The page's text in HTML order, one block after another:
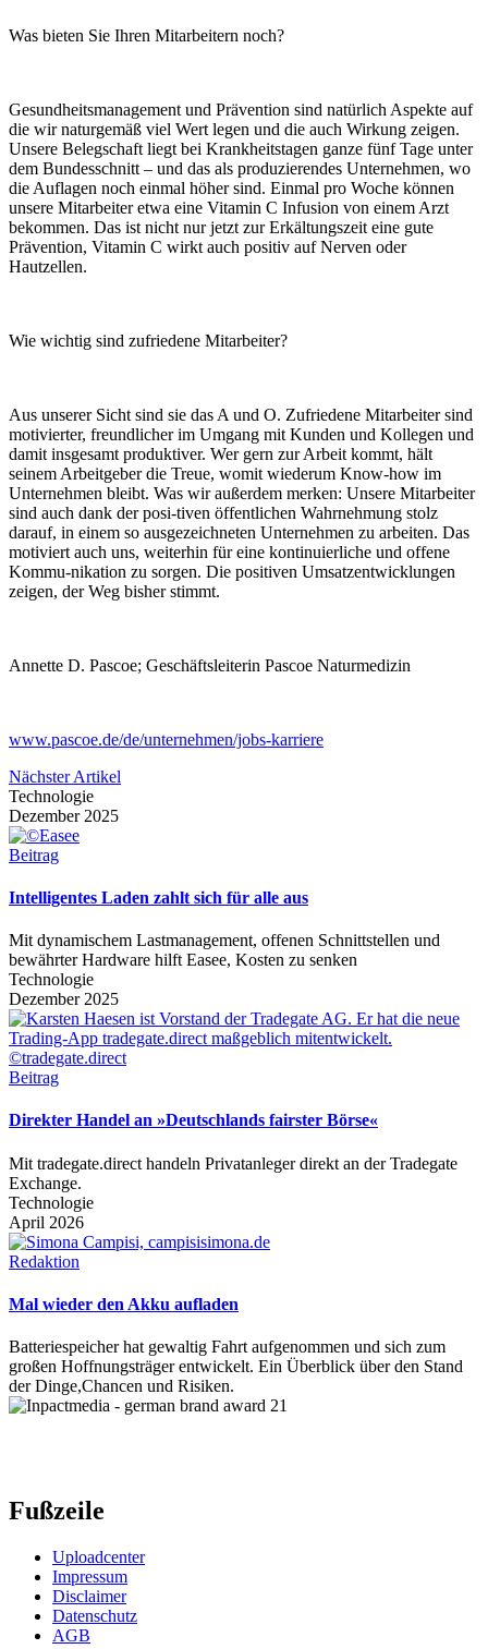
Was bieten Sie Ihren Mitarbeitern noch?
Gesundheitsmanagement und Prävention sind natürlich Aspekte auf
die wir naturgemäß viel Wert legen und die auch Wirkung zeigen.
Unsere Belegschaft liegt bei Krankheitstagen ganze fünf Tage unter
dem Bundesschnitt – und das als produzierendes Unternehmen, wo
die Auflagen noch einmal höher sind. Einmal pro Woche können
unsere Mitarbeiter etwa eine Vitamin C Infusion von einem Arzt
bekommen. Das ist nicht nur jetzt zur Erkältungszeit eine gute
Prävention, Vitamin C wirkt auch positiv auf Nerven oder
Hautzellen.
Wie wichtig sind zufriedene Mitarbeiter?
Aus unserer Sicht sind sie das A und O. Zufriedene Mitarbeiter sind
motivierter, freundlicher im Umgang mit Kunden und Kollegen und
damit insgesamt produktiver. Wer gern zur Arbeit kommt, hält
seinem Arbeitgeber die Treue, womit wiederum Know-how im
Unternehmen bleibt. Was wir außerdem merken: Unsere Mitarbeiter
sind auch dank der posi-tiven öffentlichen Wahrnehmung stolz
darauf, in einem so ausgezeichneten Unternehmen zu arbeiten. Das
motiviert auch uns, weiterhin für eine kontinuierliche und offene
Kommu-nikation zu sorgen. Die positiven Umsatzentwicklungen
zeigen, derWeg bisher stimmt.
Annette D. Pascoe; Geschäftsleiterin Pascoe Naturmedizin
www.pascoe.de/de/unternehmen/jobs-karriere
Nächster Artikel
Technologie
Dezember 2025
Beitrag
Intelligentes Laden zahlt sich für alle aus
Mit dynamischem Lastmanagement, offenen Schnittstellen und
bewährter Hardware hilft Easee, Kosten zu senken
Technologie
Dezember 2025
Beitrag
Direkter Handel an »Deutschlands fairster Börse«
Mit tradegate.direct handeln Privatanleger direkt an der Tradegate
Exchange.
Technologie
April 2026
Redaktion
Mal wieder den Akku aufladen
Batteriespeicher hat gewaltig Fahrt aufgenommen und sich zum
großen Hoffnungsträger entwickelt. Ein Überblick über den Stand
der Dinge,Chancen und Risiken.
Fußzeile
Uploadcenter
Impressum
Disclaimer
Datenschutz
AGB